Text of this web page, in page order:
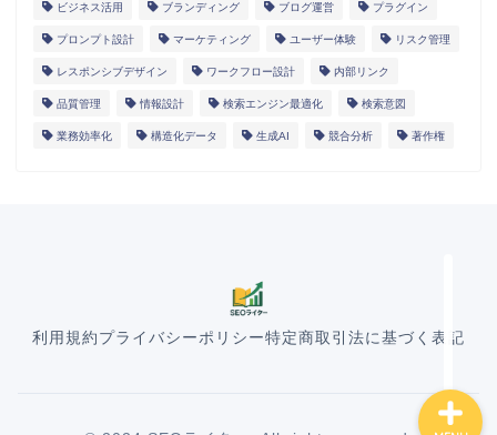
ビジネス活用 ブランディング ブログ運営 プラグイン
プロンプト設計 マーケティング ユーザー体験 リスク管理
レスポンシブデザイン ワークフロー設計 内部リンク
品質管理 情報設計 検索エンジン最適化 検索意図
業務効率化 構造化データ 生成AI 競合分析 著作権
利用規約プライバシーポリシー特定商取引法に基づく表記
HOME